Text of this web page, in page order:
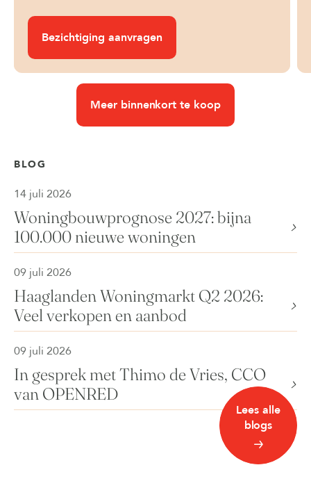
Bezichtiging aanvragen
Meer binnenkort te koop
BLOG
14 juli 2026
Woningbouwprognose 2027: bijna
100.000 nieuwe woningen
09 juli 2026
Haaglanden Woningmarkt Q2 2026:
Veel verkopen en aanbod
09 juli 2026
In gesprek met Thimo de Vries, CCO
van OPENRED
Lees alle
blogs